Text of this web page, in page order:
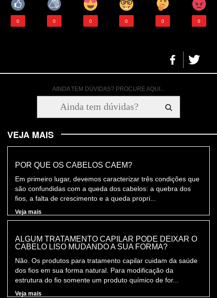
0 0 0 0 0 0
AINDA TEM DÚVIDAS? PROCURE AQUI...
VEJA MAIS
POR QUE OS CABELOS CAEM?
Em primeiro lugar, devemos caracterizar três condições que
são confundidas com a queda dos cabelos: a quebra dos
fios, a falta de crescimento e a queda propri...
Veja mais
ALGUM TRATAMENTO CAPILAR PODE DEIXAR O
CABELO LISO MUDANDO A SUA FORMA?
Não. Os produtos para tratamento capilar cuidam da saúde
dos fios em sua forma natural. Para modificação da
estrutura do fio somente um produto químico de for...
Veja mais